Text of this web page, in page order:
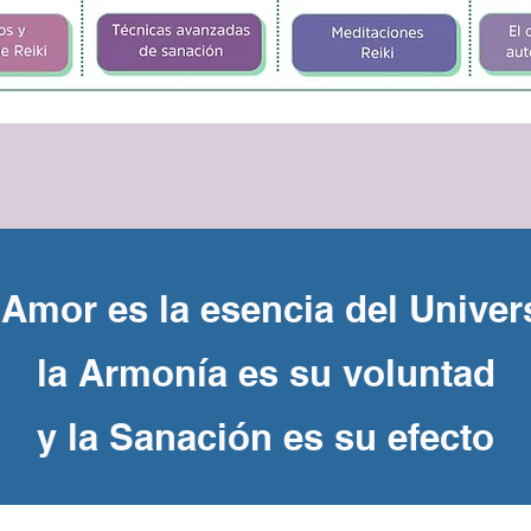
es la esencia del
la Armonía es su voluntad
y la Sanación es su efecto